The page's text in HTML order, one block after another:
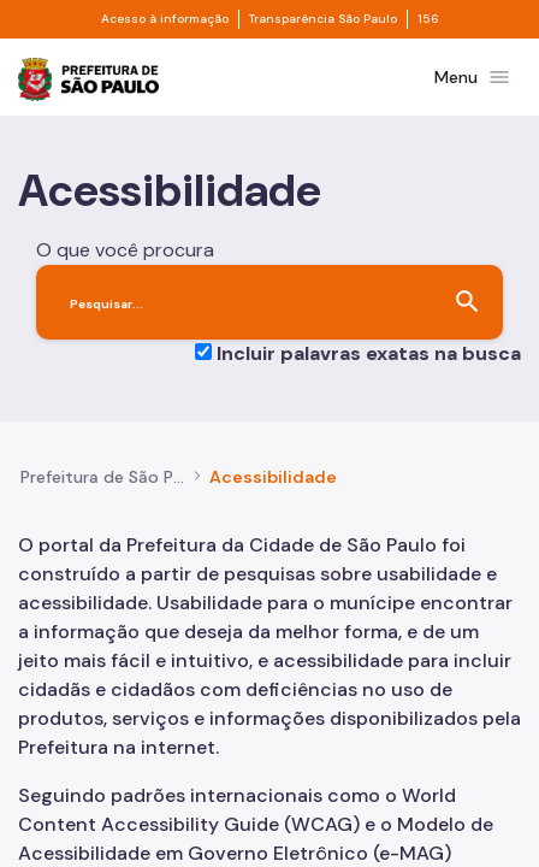
Pular para o Conteúdo principal
Acesso à informação Divisor de acesso à informação
Transparência São Paulo Divisor de
156
Prefeitura de São PauloMenu menu
Acessibilidade
O que você procura
search
Incluir palavras exatas na busca
Acessibilidade
O portal da Prefeitura da Cidade de São Paulo foi
construído a partir de pesquisas sobre usabilidade e
acessibilidade. Usabilidade para o munícipe encontrar
a informação que deseja da melhor forma, e de um
jeito mais fácil e intuitivo, e acessibilidade para incluir
cidadãs e cidadãos com deficiências no uso de
produtos, serviços e informações disponibilizados pela
Prefeitura na internet.
Seguindo padrões internacionais como o World
Content Accessibility Guide (WCAG) e o Modelo de
Acessibilidade em Governo Eletrônico (e-MAG)